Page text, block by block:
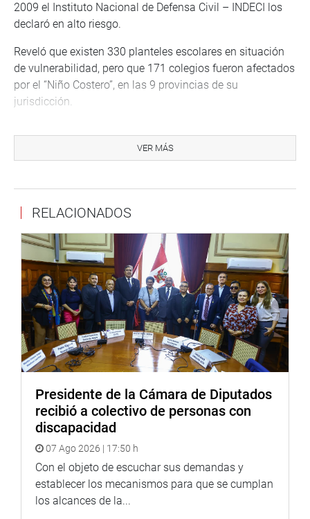
2009 el Instituto Nacional de Defensa Civil – INDECI los
declaró en alto riesgo.
Reveló que existen 330 planteles escolares en situación
de vulnerabilidad, pero que 171 colegios fueron afectados
por el “Niño Costero”, en las 9 provincias de su
jurisdicción.
Ministerio del sector solo ha considerado en esta
situación a 80 centros educativos, pero hay otros 91
Comentó que los recursos ascienden a S/.105 millones de
soles, pero no alcanza. “Se debería disponer de unos
S/.450 millones de soles, en cuatro años, no se puede
resolver todo”, acotó.
Planteó que se tienen que descentralizar los recursos.
“Hay muchos colegios que están en espera desde hace
varios años, estamos con una camisa de fuerza.
Tenemos que pedir permiso al MEF”, refirió.
Adelantó que hay 5 proyectos por inaugurar en el sector
tecnológicos, por el momento. Pero se apoyará la
capacitación para jóvenes, eso va a generar puestos de
trabajo”, puntualizó.
Momentos después, la Comisión de Educación aprobó
por unanimidad el predictamen del proyecto de ley 2573-
2017-CR por el que se propone, con texto sustitutorio, la
ley que modifica los artículos 5 y 8 de la Ley 29685, “Ley
VER MÁS
RELACIONADOS
Presidente de la Cámara de Diputados
recibió a colectivo de personas con
discapacidad
07 Ago 2026 | 17:50 h
Con el objeto de escuchar sus demandas y
establecer los mecanismos para que se cumplan
los alcances de la...